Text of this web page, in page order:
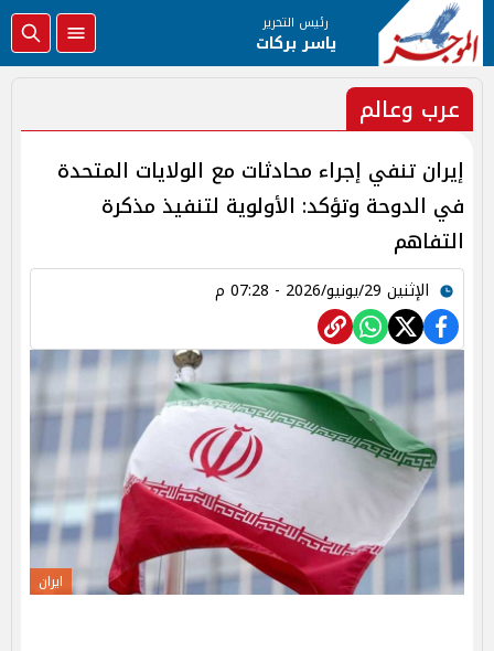
رئيس التحرير
ياسر بركات
عرب وعالم
إيران تنفي إجراء محادثات مع الولايات المتحدة
في الدوحة وتؤكد: الأولوية لتنفيذ مذكرة
التفاهم
الإثنين 29/يونيو/2026 - 07:28 م
ايران